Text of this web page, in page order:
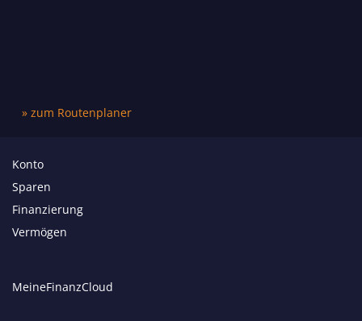
» zum Routenplaner
Konto
Sparen
Finanzierung
Vermögen
MeineFinanzCloud